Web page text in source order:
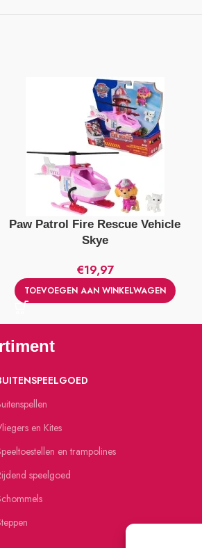
Paw Patrol Fire Rescue Vehicle
Skye
€19,97
TOEVOEGEN AAN WINKELWAGEN
en Kites
en trampolines
speelgoed